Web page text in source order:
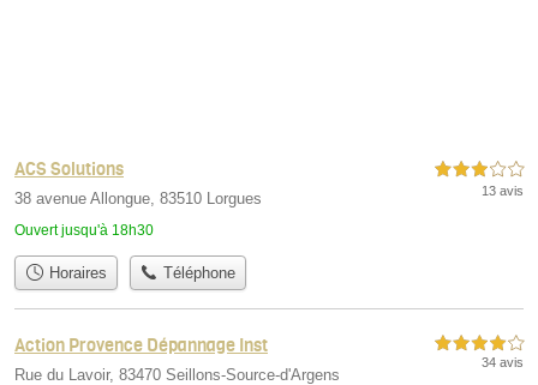
ACS Solutions
38 avenue Allongue, 83510 Lorgues
Ouvert jusqu'à 18h30
3,0 étoiles sur 5
13 avis
Horaires Téléphone
Action Provence Dépannage Inst
Rue du Lavoir, 83470 Seillons-Source-d'Argens
4,0 étoiles sur 5
34 avis